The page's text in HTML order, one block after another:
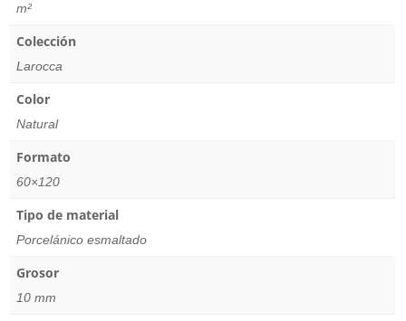
m²
Colección
Larocca
Color
Natural
Formato
60×120
Tipo de material
Porcelánico esmaltado
Grosor
10 mm